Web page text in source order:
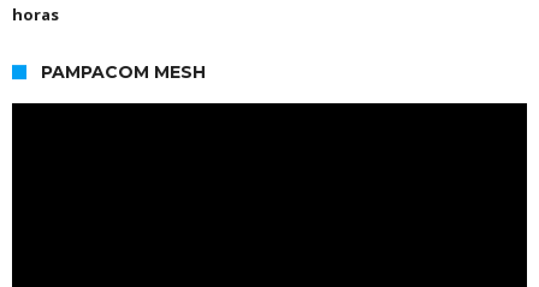
horas
PAMPACOM MESH